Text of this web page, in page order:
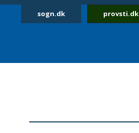
sogn.dk provsti.dk